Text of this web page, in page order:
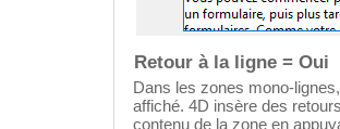
Retour à la ligne = Oui
Dans les zones mono-
affiché. 4D insère des
contenu de la zone en